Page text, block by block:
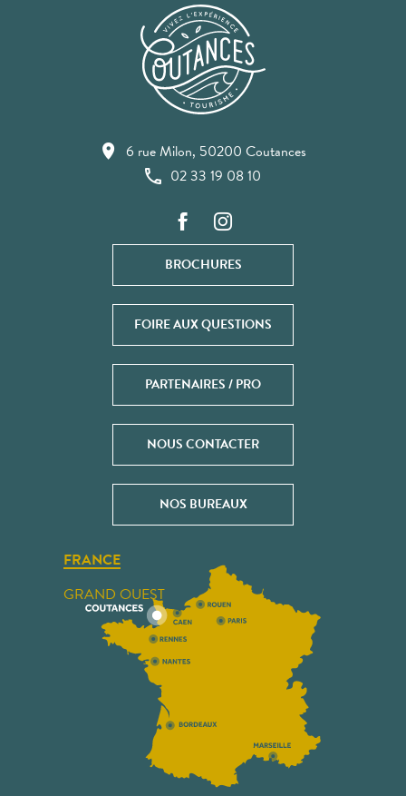
6 rue Milon, 50200 Coutances
02 33 19 08 10
BROCHURES
FOIRE AUX QUESTIONS
PARTENAIRES / PRO
NOUS CONTACTER
NOS BUREAUX
FRANCE
GRAND OUEST